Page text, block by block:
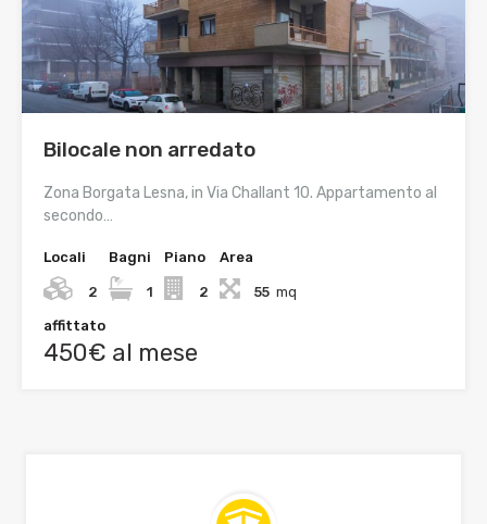
Bilocale non arredato
Zona Borgata Lesna, in Via Challant 10. Appartamento al
secondo…
Locali
2
Bagni
1
Piano
2
Area
55 mq
affittato
450€ al mese